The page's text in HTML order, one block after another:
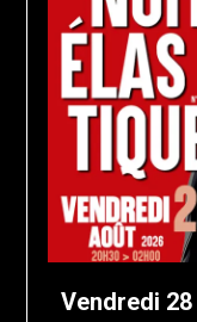
Vendredi